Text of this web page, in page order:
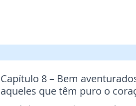
Capítulo 8 – Bem
aqueles que têm puro o